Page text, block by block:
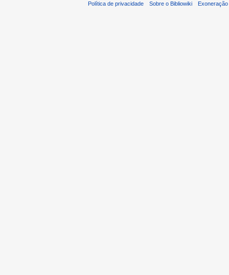
Política de privacidade Sobre o Bibliowiki